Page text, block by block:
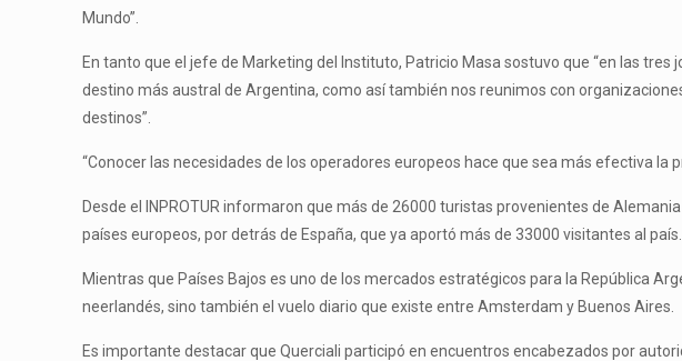
Mundo”.
En tanto que el jefe de Marketing del Instituto, Patricio Masa sostuvo que “en las
destino más austral de Argentina, como así también nos reunimos con
destinos”.
“Conocer las necesidades de los operadores europeos hace que sea más efectiva la
Desde el INPROTUR informaron que más de 26000 turistas provenientes de
países europeos, por detrás de España, que ya aportó más de 33000 visitantes al país.
Mientras que Países Bajos es uno de los mercados estratégicos para la República
neerlandés, sino también el vuelo diario que existe entre Amsterdam y Buenos Aires.
Es importante destacar que Querciali participó en encuentros encabezados por